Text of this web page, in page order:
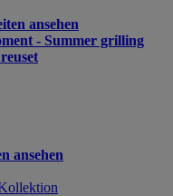
ansehen
- Summer grilling
ansehen